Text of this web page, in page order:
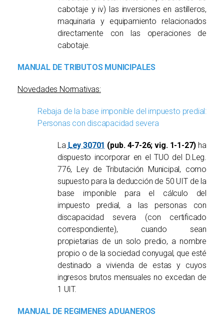
cabotaje y iv) las inversiones en astilleros,
maquinaria y equipamiento relacionados
directamente con las operaciones de
cabotaje.
MANUAL DE TRIBUTOS MUNICIPALES
Novedades Normativas:
Rebaja de la base imponible del impuesto predial:
Personas con discapacidad severa
La Ley 30701 (pub. 4-7-26; vig. 1-1-27) ha
dispuesto incorporar en el TUO del D.Leg.
776, Ley de Tributación Municipal, como
supuesto para la deducción de 50 UIT de la
base imponible para el cálculo del
impuesto predial, a las personas con
discapacidad severa (con certificado
correspondiente), cuando sean
propietarias de un solo predio, a nombre
propio o de la sociedad conyugal, que esté
destinado a vivienda de estas y cuyos
ingresos brutos mensuales no excedan de
1 UIT.
MANUAL DE REGIMENES ADUANEROS